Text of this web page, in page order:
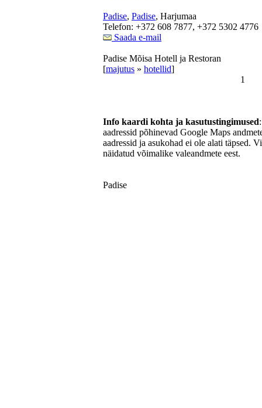
Padise, Padise, Harjumaa
Telefon: +372 608 7877, +372 5302 4776
Saada e-mail
Padise Mõisa Hotell ja Restoran
[majutus » hotellid]
1
Info kaardi kohta ja kasutustingimused
aadressid põhinevad Google Maps
aadressid ja asukohad ei ole alati täpsed.
näidatud võimalike valeandmete eest.
Padise